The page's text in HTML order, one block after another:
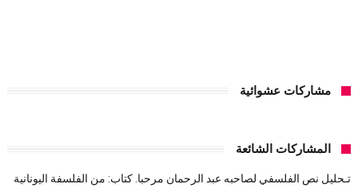
مشاركات عشوائية
المشاركات الشائعة
تـحليل نص الفلسفي لصاحبه عبد الرحمان مرحبا. كتاب: من الفلسفة اليونانية